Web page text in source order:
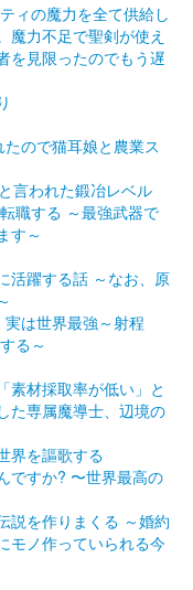
ィの魔力を全て供給し
魔力不足で聖剣が使え
を見限ったのでもう遅
ので猫耳娘と農業ス
言われた鍛冶レベル
職する ～最強武器で
す～
活躍する話 ～なお、原
は世界最強～射程
る～
素材採取率が低い」と
た専属魔導士、辺境の
界を謳歌する
ですか? 〜世界最高の
説を作りまくる ～婚約
モノ作っていられる今